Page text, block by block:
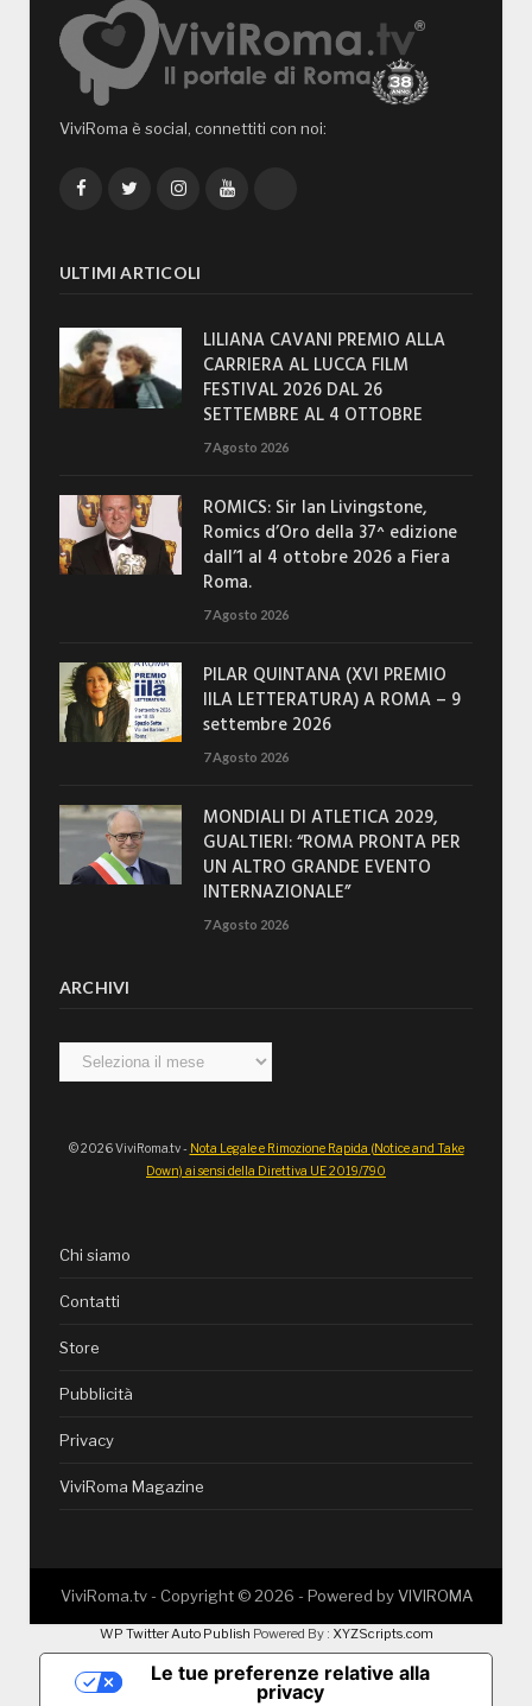
ViviRoma è social, connettiti con noi:
FacebookTwitterInstagramYouTube
ULTIMI ARTICOLI
LILIANA CAVANI PREMIO ALLA
CARRIERA AL LUCCA FILM
FESTIVAL 2026 DAL 26
SETTEMBRE AL 4 OTTOBRE
7 Agosto 2026
ROMICS: Sir Ian Livingstone,
Romics d’Oro della 37^ edizione
dall’1 al 4 ottobre 2026 a Fiera
Roma.
7 Agosto 2026
PILAR QUINTANA (XVI PREMIO
IILA LETTERATURA) A ROMA – 9
settembre 2026
7 Agosto 2026
MONDIALI DI ATLETICA 2029,
GUALTIERI: “ROMA PRONTA PER
UN ALTRO GRANDE EVENTO
INTERNAZIONALE”
7 Agosto 2026
ARCHIVI
Archivi
© 2026 ViviRoma.tv - Nota Legale e Rimozione Rapida (Notice and Take
Down) ai sensi della Direttiva UE 2019/790
Chi siamo
Contatti
Store
Pubblicità
Privacy
ViviRoma Magazine
ViviRoma.tv - Copyright © 2026 - Powered byVIVIROMA
WP Twitter Auto Publish Powered By : XYZScripts.com
Le tue preferenze relative alla
privacy